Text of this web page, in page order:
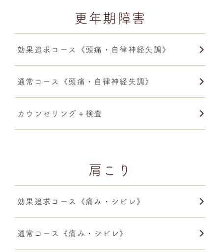
更年期障害
効果追求コース《頭痛・自律神経失調》
通常コース《頭痛・自律神経失調》
カウンセリング＋検査
肩こり
効果追求コース《痛み・シビレ》
通常コース《痛み・シビレ》